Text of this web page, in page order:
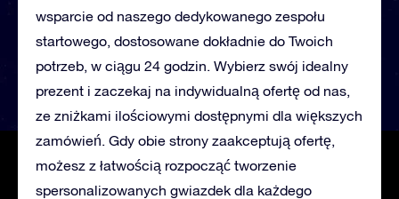
wsparcie od naszego dedykowanego zespołu
startowego, dostosowane dokładnie do Twoich
potrzeb, w ciągu 24 godzin. Wybierz swój idealny
prezent i zaczekaj na indywidualną ofertę od nas,
ze zniżkami ilościowymi dostępnymi dla większych
zamówień. Gdy obie strony zaakceptują ofertę,
możesz z łatwością rozpocząć tworzenie
spersonalizowanych gwiazdek dla każdego